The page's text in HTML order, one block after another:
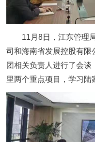
11月8日，江东管理
司和海南省发展控股有
团相关负责人进行了会
里两个重点项目，学习陆